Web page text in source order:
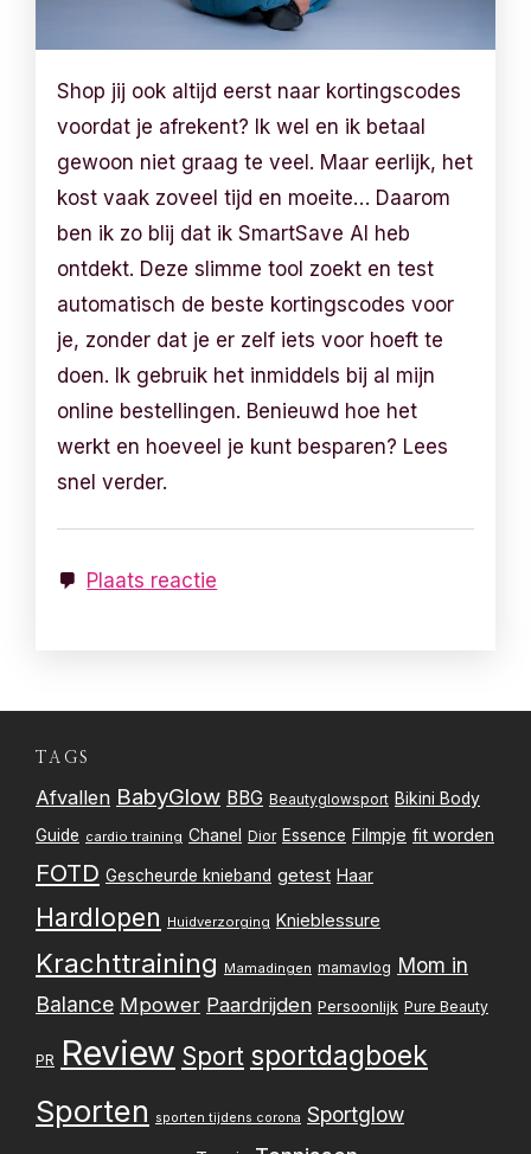
Shop jij ook altijd eerst naar kortingscodes
voordat je afrekent? Ik wel en ik betaal
gewoon niet graag te veel. Maar eerlijk, het
kost vaak zoveel tijd en moeite… Daarom
ben ik zo blij dat ik SmartSave AI heb
ontdekt. Deze slimme tool zoekt en test
automatisch de beste kortingscodes voor
je, zonder dat je er zelf iets voor hoeft te
doen. Ik gebruik het inmiddels bij al mijn
online bestellingen. Benieuwd hoe het
werkt en hoeveel je kunt besparen? Lees
snel verder.
Plaats reactie
TAGS
Afvallen BabyGlow BBG Beautyglowsport Bikini Body
Guide cardio training Chanel Dior Essence Filmpje fit worden
FOTD Gescheurde knieband getest Haar
Hardlopen Huidverzorging Knieblessure
Krachttraining Mamadingen mamavlog Mom in
Balance Mpower Paardrijden Persoonlijk Pure Beauty
PR Review Sport sportdagboek
Sporten sporten tijdens corona Sportglow